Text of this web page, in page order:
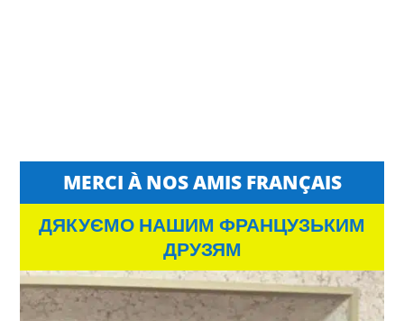
MERCI À NOS AMIS FRANÇAIS
ДЯКУЄМО НАШИМ ФРАНЦУЗЬКИМ
ДРУЗЯМ